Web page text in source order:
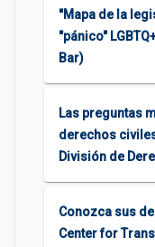
"Mapa de la
"pánico"
Bar)
Las preguntas
derechos
División de
Conozca sus
Center for